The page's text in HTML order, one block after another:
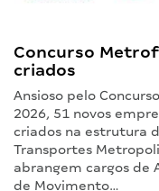
Concurso
criados
Ansioso pelo
2026, 51 novos
criados na estrutura
Transportes
abrangem cargos de
de Movimento…